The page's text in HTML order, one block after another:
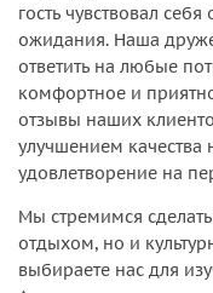
гость чувствовал
ожидания. Наша
ответить на любые
комфортное и
отзывы наших
улучшением качества
удовлетворение на
Мы стремимся
отдыхом, но и
выбираете нас для